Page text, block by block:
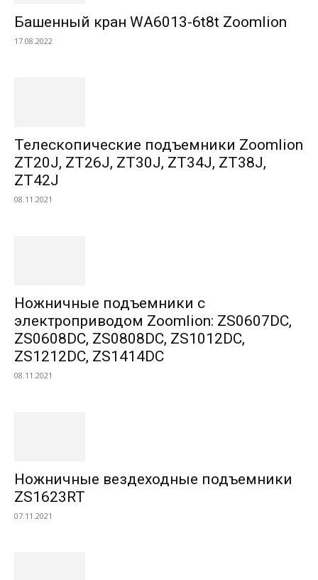
Башенный кран WA6013-6t8t Zoomlion
17.08.2022
Телескопические подъемники Zoomlion
ZT20J, ZT26J, ZT30J, ZT34J, ZT38J,
ZT42J
08.11.2021
Ножничные подъемники с
электроприводом Zoomlion: ZS0607DC,
ZS0608DC, ZS0808DC, ZS1012DC,
ZS1212DC, ZS1414DC
08.11.2021
Ножничные вездеходные подъемники
ZS1623RT
07.11.2021